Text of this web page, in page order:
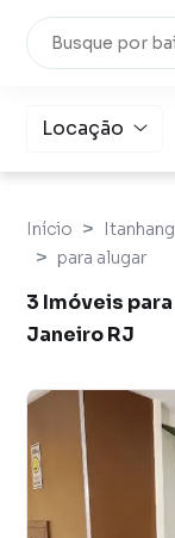
Locação
Início
para alugar
3 Imóveis
Janeiro RJ